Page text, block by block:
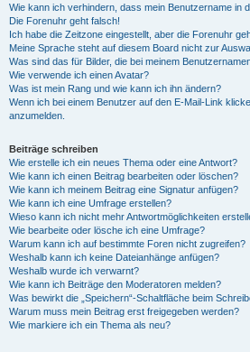
Wie kann ich verhindern, dass mein Benutzername in
Die Forenuhr geht falsch!
Ich habe die Zeitzone eingestellt, aber die Forenuhr
Meine Sprache steht auf diesem Board nicht zur
Was sind das für Bilder, die bei meinem
Wie verwende ich einen Avatar?
Was ist mein Rang und wie kann ich ihn ändern?
Wenn ich bei einem Benutzer auf den E-Mail-Link
anzumelden.
Beiträge schreiben
Wie erstelle ich ein neues Thema oder eine Antwort?
Wie kann ich einen Beitrag bearbeiten oder löschen?
Wie kann ich meinem Beitrag eine Signatur anfügen?
Wie kann ich eine Umfrage erstellen?
Wieso kann ich nicht mehr Antwortmöglichkeiten
Wie bearbeite oder lösche ich eine Umfrage?
Warum kann ich auf bestimmte Foren nicht zugreifen?
Weshalb kann ich keine Dateianhänge anfügen?
Weshalb wurde ich verwarnt?
Wie kann ich Beiträge den Moderatoren melden?
Was bewirkt die „Speichern“-Schaltfläche beim
Warum muss mein Beitrag erst freigegeben werden?
Wie markiere ich ein Thema als neu?